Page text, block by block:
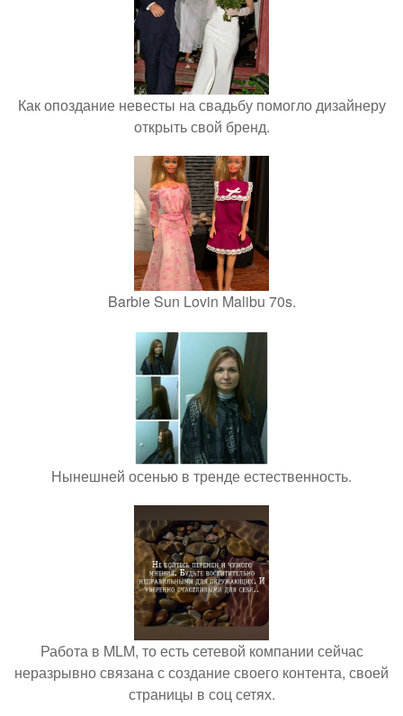
Как опоздание невесты на свадьбу помогло дизайнеру
открыть свой бренд.
Barbie Sun Lovin Malibu 70s.
Нынешней осенью в тренде естественность.
Работа в MLM, то есть сетевой компании сейчас
неразрывно связана с создание своего контента, своей
страницы в соц сетях.